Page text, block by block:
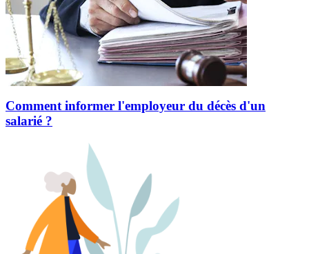
Comment informer l'employeur du décès d'un
salarié ?